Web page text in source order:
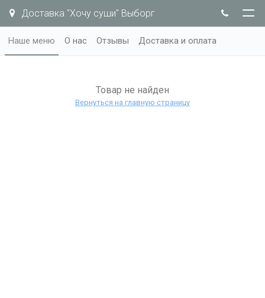
Доставка "Хочу суши" Выборг
Наше меню О нас Отзывы Доставка и оплата
Товар не найден
Вернуться на главную страницу